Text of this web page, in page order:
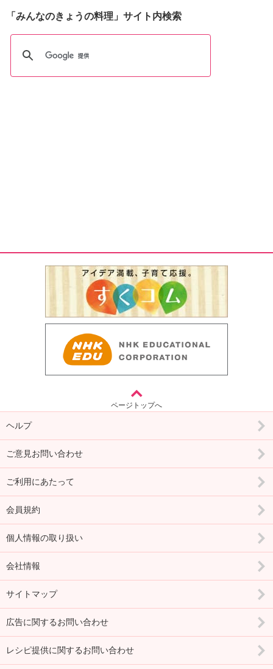
「みんなのきょうの料理」サイト内検索
ページトップへ
ヘルプ
ご意見お問い合わせ
ご利用にあたって
会員規約
個人情報の取り扱い
会社情報
サイトマップ
広告に関するお問い合わせ
レシピ提供に関するお問い合わせ